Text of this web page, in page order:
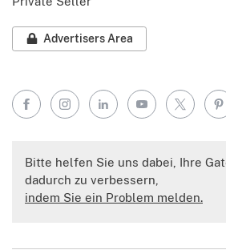
Advertisers Area
FacebookInstagramLinkedInYouTube
X
Bitte helfen Sie uns dabei, Ihre
dadurch zu verbessern,
indem Sie ein Problem melden.